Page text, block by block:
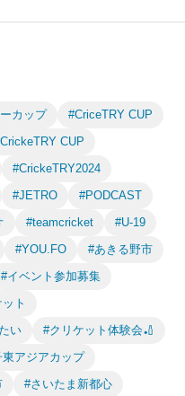
カップ
#CriceTRY CUP
CUP
#CrickeTRY2024
#JETRO
#PODCAST
#teamcricket
#U-19
#YOU.FO
#あきる野市
#イベント参加募集
ト
い
#クリケット体験会🏏
アジアカップ
#さいたま新都心